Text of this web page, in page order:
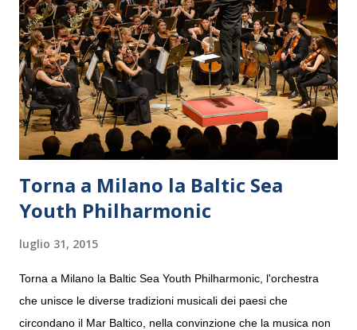
Torna a Milano la Baltic Sea
Youth Philharmonic
luglio 31, 2015
Torna a Milano la Baltic Sea Youth Philharmonic, l'orchestra
che unisce le diverse tradizioni musicali dei paesi che
circondano il Mar Baltico, nella convinzione che la musica non